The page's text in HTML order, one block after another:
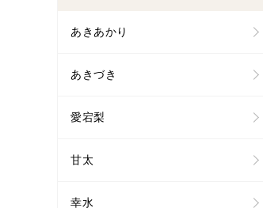
あきあかり
あきづき
愛宕梨
甘太
幸水